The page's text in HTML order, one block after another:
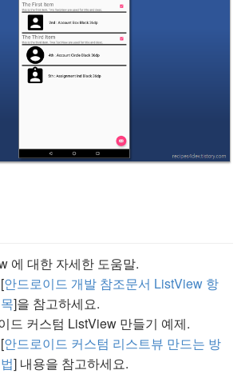
에 대한 자세한 도움말.
[안드로이드 개발 참조문서 ListView 항
목]을 참고하세요.
드 커스텀 ListView 만들기 예제.
[안드로이드 커스텀 리스트뷰 만드는 방
법] 내용을 참고하세요.